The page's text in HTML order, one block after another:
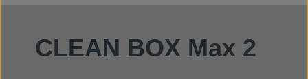
CLEAN BOX Max 2